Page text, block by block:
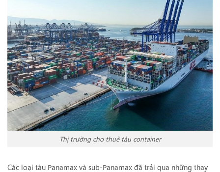
Thị trường cho thuê tàu container
Các loại tàu Panamax và sub-Panamax đã trải qua những thay